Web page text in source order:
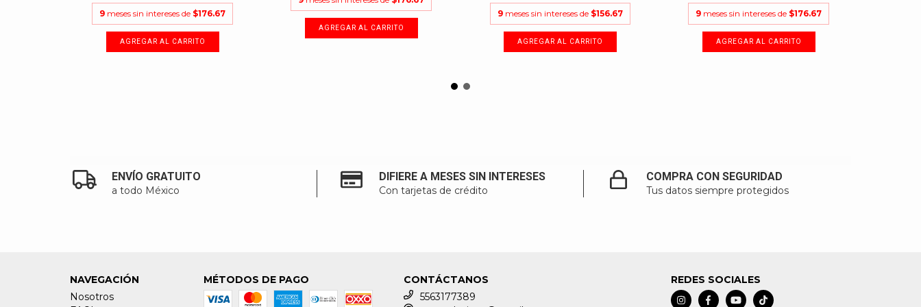
9 meses sin intereses de $176.67 9 meses sin intereses de $156.67 9 meses sin intereses de $176.67
ENVÍO GRATUITO
a todo México
DIFIERE A MESES SIN INTERESES
Con tarjetas de crédito
COMPRA CON SEGURIDAD
Tus datos siempre protegidos
NAVEGACIÓN
Nosotros
MÉTODOS DE PAGO
CONTÁCTANOS
5563177389
REDES SOCIALES